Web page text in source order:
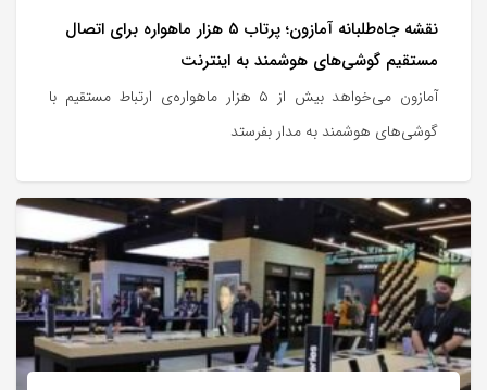
نقشه جاه‌طلبانه آمازون؛ پرتاب ۵ هزار ماهواره برای اتصال
مستقیم گوشی‌های هوشمند به اینترنت
آمازون می‌خواهد بیش از ۵ هزار ماهواره‌ی ارتباط مستقیم با
گوشی‌های هوشمند به مدار بفرستد